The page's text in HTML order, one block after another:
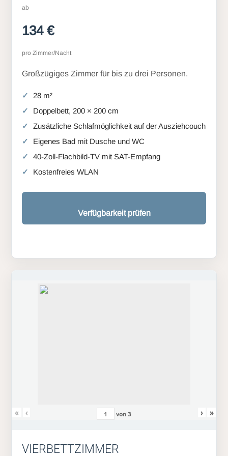
ab
134 €
pro Zimmer/Nacht
Großzügiges Zimmer für bis zu drei Personen.
28 m²
Doppelbett, 200 × 200 cm
Zusätzliche Schlafmöglichkeit auf der Ausziehcouch
Eigenes Bad mit Dusche und WC
40-Zoll-Flachbild-TV mit SAT-Empfang
Kostenfreies WLAN
Verfügbarkeit prüfen
« ‹ von3 › »
VIERBETTZIMMER